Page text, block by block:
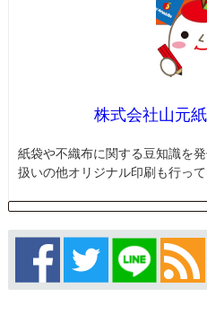
株式会社山元
紙袋や不織布に関する豆知識を
扱いの他オリジナル印刷も行って